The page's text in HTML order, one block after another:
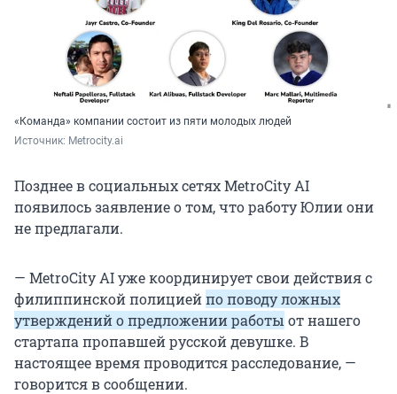
«Команда» компании состоит из пяти молодых людей
Источник: Metrocity.ai
Позднее в социальных сетях MetroCity AI
появилось заявление о том, что работу Юлии они
не предлагали.
— MetroCity AI уже координирует свои действия с
филиппинской полициейпо поводу ложных
утверждений о предложении работы от нашего
стартапа пропавшей русской девушке. В
настоящее время проводится расследование, —
говорится в сообщении.